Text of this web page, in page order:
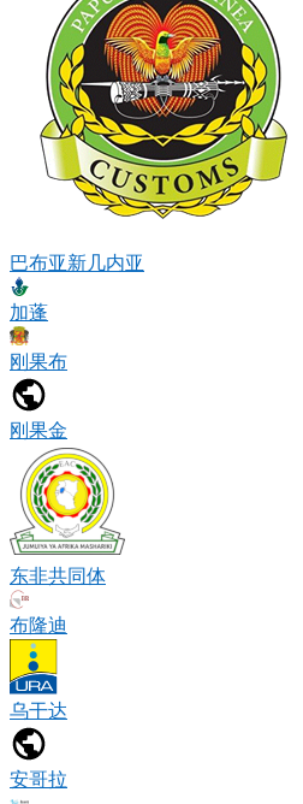
巴布亚新几内亚
加蓬
刚果布
刚果金
东非共同体
布隆迪
乌干达
安哥拉